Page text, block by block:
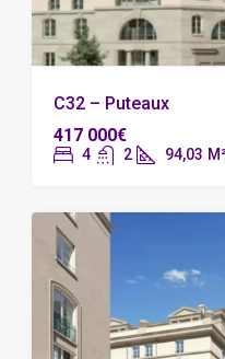
C32 – Puteaux
417 000€
4 2 94,03